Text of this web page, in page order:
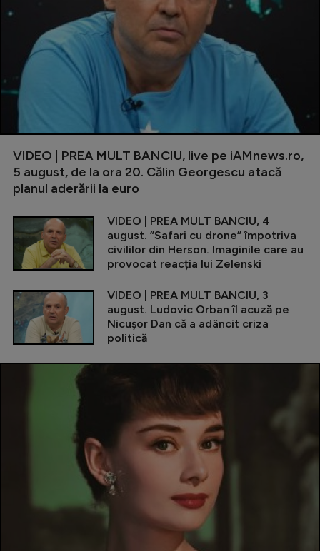
VIDEO | PREA MULT BANCIU, live pe iAMnews.ro,
5 august, de la ora 20. Călin Georgescu atacă
planul aderării la euro
VIDEO | PREA MULT BANCIU, 4
august. ”Safari cu drone” împotriva
civililor din Herson. Imaginile care au
provocat reacția lui Zelenski
VIDEO | PREA MULT BANCIU, 3
august. Ludovic Orban îl acuză pe
Nicușor Dan că a adâncit criza
politică